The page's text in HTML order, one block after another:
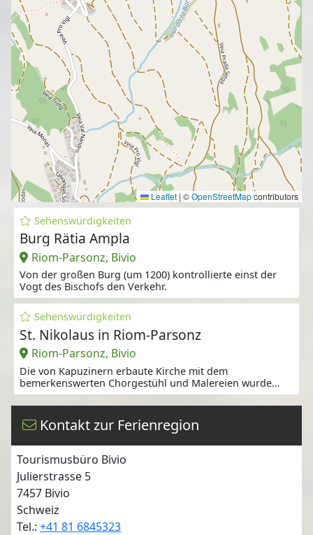
Leaflet | ©OpenStreetMapcontributors
Sehenswürdigkeiten
Burg Rätia Ampla
Riom-Parsonz, Bivio
Von der großen Burg (um 1200) kontrollierte einst der
Vogt des Bischofs den Verkehr.
Sehenswürdigkeiten
St. Nikolaus in Riom-Parsonz
Riom-Parsonz, Bivio
Die von Kapuzinern erbaute Kirche mit dem
bemerkenswerten Chorgestühl und Malereien wurde
1663
Kontakt zur Ferienregion
Tourismusbüro Bivio
Julierstrasse 5
7457 Bivio
Schweiz
Tel.: +41 81 6845323